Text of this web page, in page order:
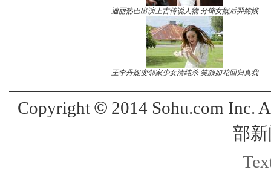
迪丽热巴出演上古传说人物 分饰女娲后羿嫦娥
王李丹妮变邻家少女清纯杀 笑颜如花回归真我
Copyright ©2014 Sohu.com Inc.
部